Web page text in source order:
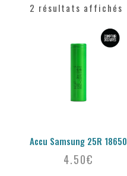
2 résultats affichés
Accu Samsung 25R 18650
4.50€